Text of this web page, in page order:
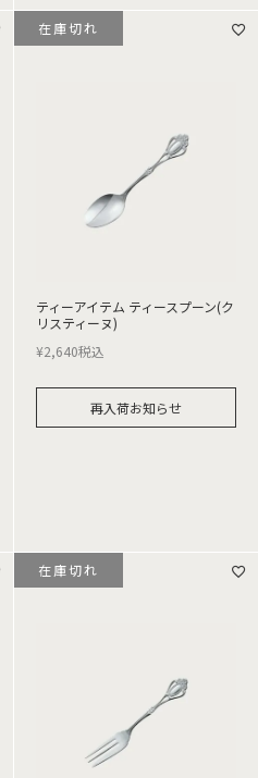
ティーアイテム ティースプーン(ク
リスティーヌ)
¥2,640税込
再入荷お知らせ
在庫切れ
在庫切れ